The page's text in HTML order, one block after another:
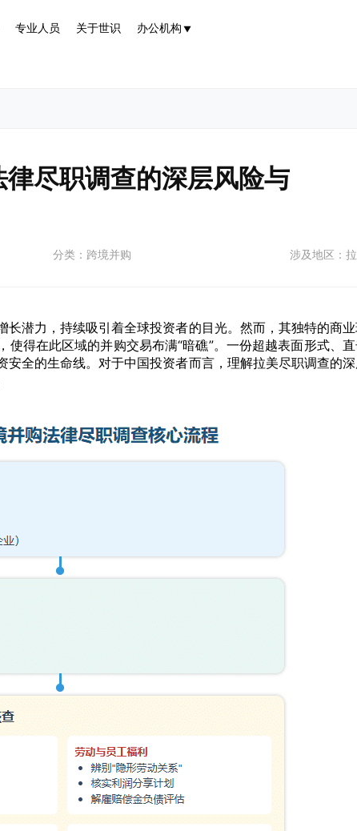
专业人员 关于世识 办公机构 ▼
尽职调查的深层风险与
分类：跨境并购 涉及地区：
长潜力，持续吸引着全球投资者的目光。然而，其独特的商
得在此区域的并购交易布满“暗礁”。一份超越表面形式、
全的生命线。对于中国投资者而言，理解拉美尽职调查的